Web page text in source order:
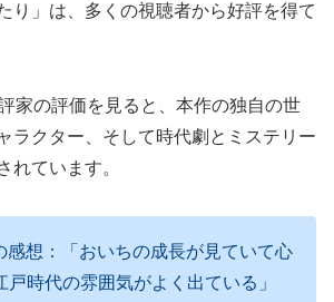
り」は、多くの視聴者から好評を得て
家の評価を見ると、本作の独自の世
ラクター、そして時代劇とミステリー
れています。
感想：「おいちの成長が見ていて心
戸時代の雰囲気がよく出ている」